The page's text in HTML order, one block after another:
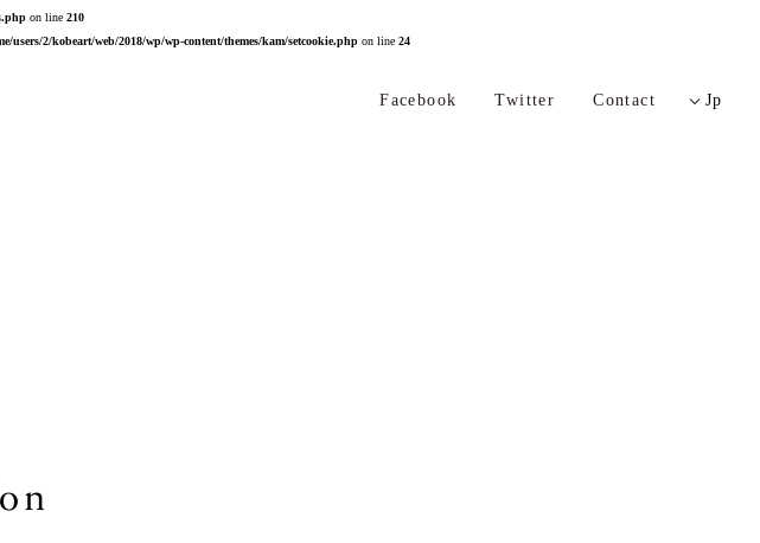
on line 210
users/2/kobeart/web/2018/wp/wp-content/themes/kam/setcookie.php on line 24
Facebook Twitter Contact Jp